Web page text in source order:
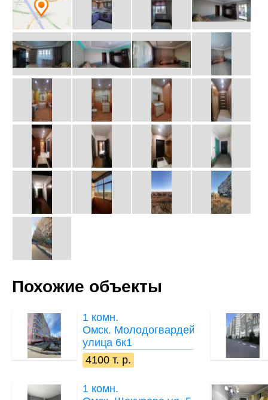
Похожие объекты
1 комн.
Омск. Молодогвардейская
улица 6к1
4100 т. р.
1 комн.